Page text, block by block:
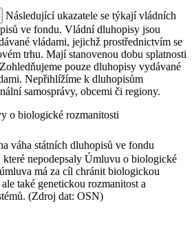
Následující ukazatele se týkají vládních
ve fondu. Vládní dluhopisy jsou
vládami, jejichž prostřednictvím se
trhu. Mají stanovenou dobu splatnosti
pouze dluhopisy vydávané
Nepřihlížíme k dluhopisům
samosprávy, obcemi či regiony.
o biologické rozmanitosti
váha státních dluhopisů ve fondu
které nepodepsaly Úmluvu o biologické
má za cíl chránit biologickou
také genetickou rozmanitost a
(Zdroj dat: OSN)